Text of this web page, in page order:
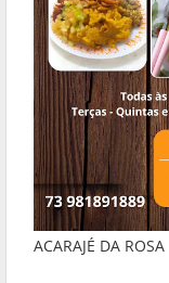
ACARAJÉ DA ROSA